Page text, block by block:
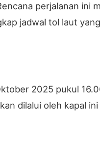
perjalanan ini
jadwal tol laut
2025 pukul
dilalui oleh kapal ini